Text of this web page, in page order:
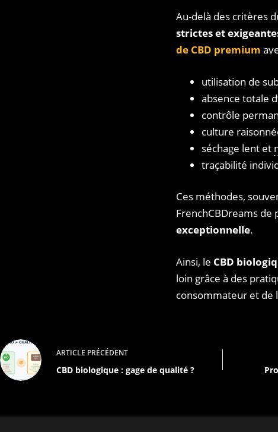
Au-delà des critères
strictes et
de CBD premium
utilisation de
absence totale
contrôle
culture
séchage lent et
traçabilité
Ces méthodes,
FrenchCBDreams de
exceptionnelle.
Ainsi, le CBD
loin grâce à des
consommateur et de
ARTICLE PRÉCÉDENT
CBD biologique : gage de qualité ?